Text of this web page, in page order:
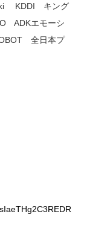
KDDI キング
ADKエモーシ
全日本プ